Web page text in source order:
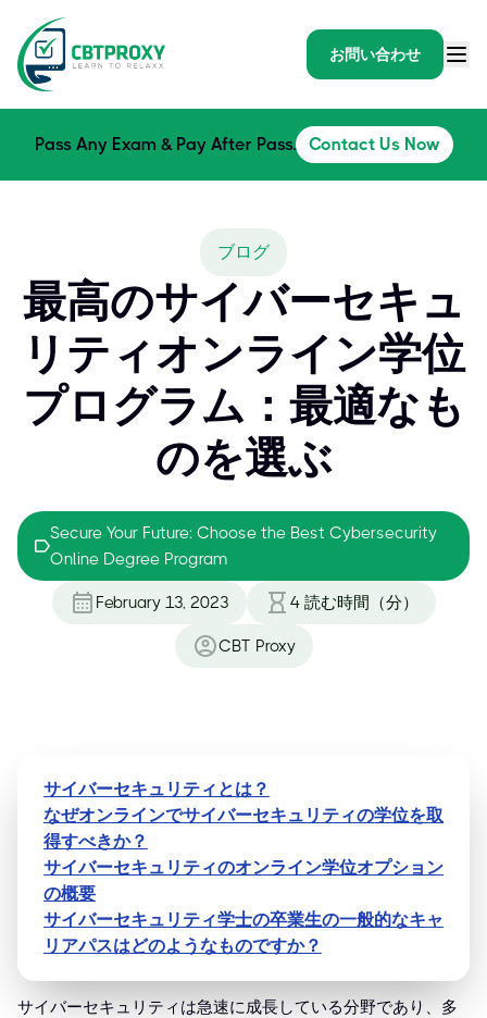
お問い合わせ
Pass Any Exam & Pay After Pass. Contact Us Now
ブログ
最高のサイバーセキュ
リティオンライン学位
プログラム：最適なも
のを選ぶ
Secure Your Future: Choose the Best Cybersecurity
Online Degree Program
February 13, 2023 4 読む時間（分）
CBT Proxy
サイバーセキュリティとは？
なぜオンラインでサイバーセキュリティの学位を取
得すべきか？
サイバーセキュリティのオンライン学位オプション
の概要
サイバーセキュリティ学士の卒業生の一般的なキャ
リアパスはどのようなものですか？
サイバーセキュリティは急速に成長している分野であり、多